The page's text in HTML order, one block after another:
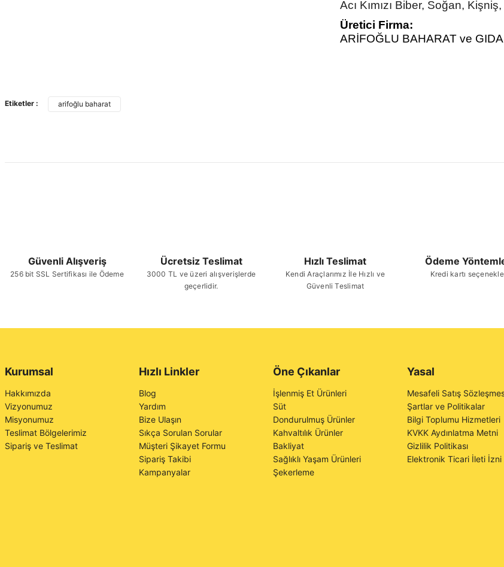
Acı Kımızı Biber, Soğan,
Üretici Firma:
ARİFOĞLU BAHARAT ve
Ürün bilgilerinde hatalar bulunuyor.
Etiketler : arifoğlu baharat
Güvenli Alışveriş
256 bit SSL Sertifikası ile Ödeme
Ücretsiz Teslimat
3000 TL ve üzeri alışverişlerde
geçerlidir.
Hızlı Teslimat
Kendi Araçlarımız İle Hızlı ve
Güvenli Teslimat
Ödeme
Kredi kartı
Kurumsal
Hakkımızda
Vizyonumuz
Misyonumuz
Teslimat Bölgelerimiz
Sipariş ve Teslimat
Hızlı Linkler
Blog
Yardım
Bize Ulaşın
Sıkça Sorulan Sorular
Müşteri Şikayet Formu
Sipariş Takibi
Kampanyalar
Öne Çıkanlar
İşlenmiş Et Ürünleri
Süt
Dondurulmuş Ürünler
Kahvaltılık Ürünler
Bakliyat
Sağlıklı Yaşam Ürünleri
Şekerleme
Yasal
Mesafeli Satış
Şartlar ve Politikalar
Bilgi Toplumu Hizmetleri
KVKK Aydınlatma Metni
Gizlilik Politikası
Elektronik Ticari İleti İzni